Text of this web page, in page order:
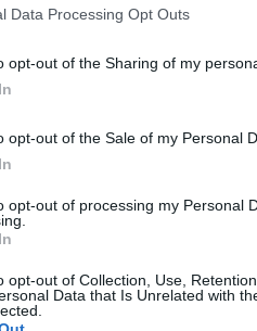
Data Processing Opt Outs
opt-out of the Sharing of my
opt-out of the Sale of my Personal
opt-out of processing my Personal
opt-out of Collection, Use,
Data that Is Unrelated with
ByeAlex női
is megosztott
teljesen ledöbbent.
legyen a Google-